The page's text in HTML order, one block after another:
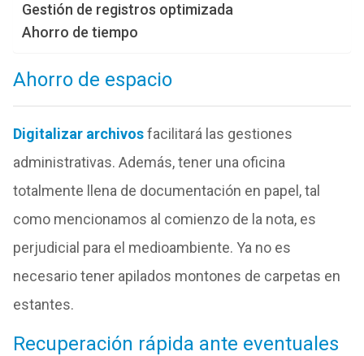
Gestión de registros optimizada
Ahorro de tiempo
Ahorro de espacio
Digitalizar archivosfacilitará las gestiones
administrativas. Además, tener una oficina
totalmente llena de documentación en papel, tal
como mencionamos al comienzo de la nota, es
perjudicial para el medioambiente. Ya no es
necesario tener apilados montones de carpetas en
estantes.
Recuperación rápida ante eventuales